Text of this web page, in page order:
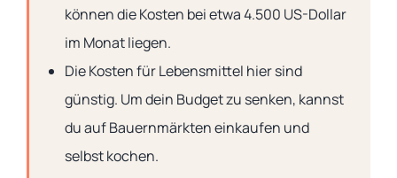
können die Kosten bei etwa 4.500 US-Dollar
im Monat liegen.
Die Kosten für Lebensmittel hier sind
günstig. Um dein Budget zu senken, kannst
du auf Bauernmärkten einkaufen und
selbst kochen.